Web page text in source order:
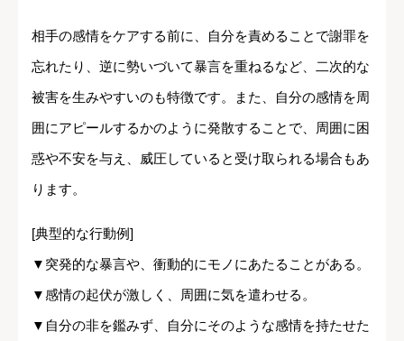
相手の感情をケアする前に、自分を責めることで謝罪を
忘れたり、逆に勢いづいて暴言を重ねるなど、二次的な
被害を生みやすいのも特徴です。また、自分の感情を周
囲にアピールするかのように発散することで、周囲に困
惑や不安を与え、威圧していると受け取られる場合もあ
ります。
[典型的な行動例]
▼突発的な暴言や、衝動的にモノにあたることがある。
▼感情の起伏が激しく、周囲に気を遣わせる。
▼自分の非を鑑みず、自分にそのような感情を持たせた